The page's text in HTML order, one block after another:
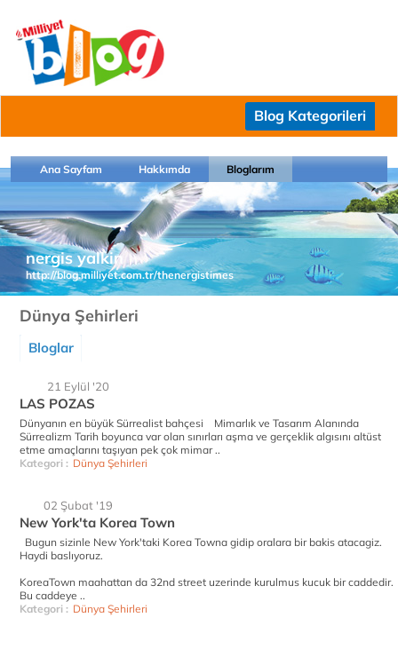
Blog Kategorileri
Ana Sayfam Hakkımda Bloglarım
nergis yalkin
http://blog.milliyet.com.tr/thenergistimes
Dünya Şehirleri
Bloglar
21 Eylül '20
LAS POZAS
Dünyanın en büyük Sürrealist bahçesi Mimarlık ve Tasarım Alanında
Sürrealizm Tarih boyunca var olan sınırları aşma ve gerçeklik algısını altüst
etme amaçlarını taşıyan pek çok mimar ..
Kategori : Dünya Şehirleri
02 Şubat '19
New York'ta Korea Town
Bugun sizinle New York'taki Korea Towna gidip oralara bir bakis atacagiz.
Haydi baslıyoruz.
KoreaTown maahattan da 32nd street uzerinde kurulmus kucuk bir caddedir.
Bu caddeye ..
Kategori : Dünya Şehirleri